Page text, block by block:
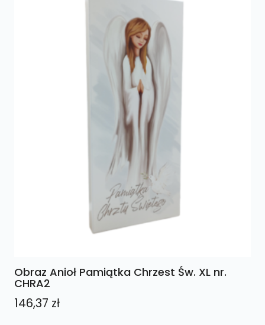
Obraz Anioł Pamiątka Chrzest Św. XL nr.
CHRA2
146,37 zł